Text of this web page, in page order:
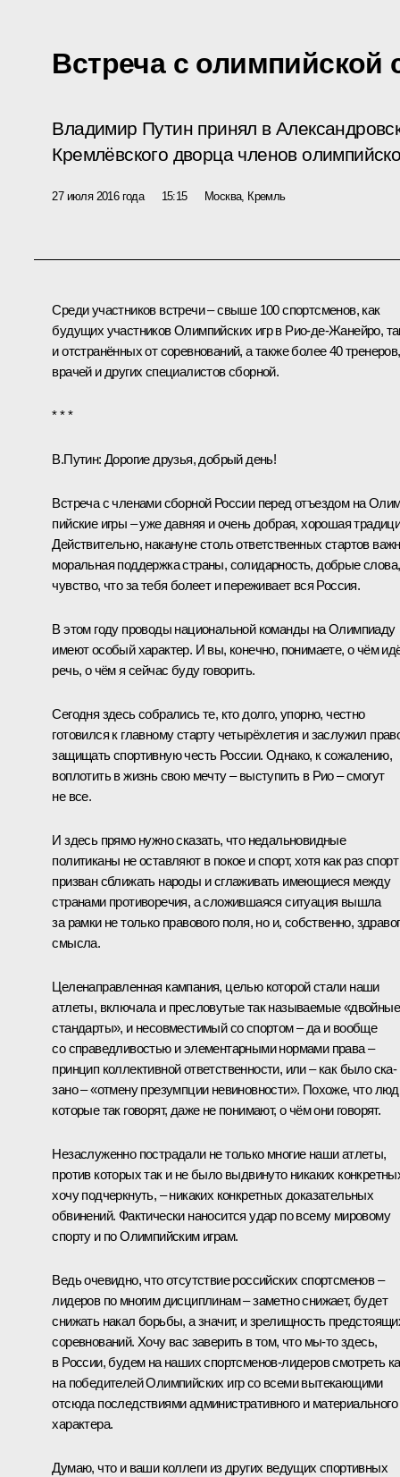
Встреча с олимпийской
Владимир Путин принял в
Кремлёвского дворца членов
27 июля 2016 года 15:15 Москва, Кремль
Среди участников встречи – свыше 100 спортсменов, как
будущих участников Олимпийских игр в Рио‑де-Жанейро,
и отстранённых от соревнований, а также более 40 тренеров,
врачей и других специалистов сборной.
* * *
В.Путин: Дорогие друзья, добрый день!
Встреча с членами сбор­ной России перед отъ­ез­дом на
пийские иг­ры – уже давняя и очень добрая, хорошая
Действительно, на­ка­­­нуне столь ответствен­ных стар­тов
мо­ральная под­держ­ка страны, со­ли­дарность, добрые слова,
чувство, что за тебя болеет и пере­живает вся Россия.
В этом году проводы на­циональной команды на Олимпиаду
имеют особый характер. И вы, конечно, понимаете, о чём
речь, о чём я сейчас буду говорить.
Сегодня здесь собрались те, кто долго, упорно, честно
готовился к главн­о­му старту четырёхлетия и заслу­­­жил
защищать спортивную честь России. Одна­ко, к сожалению,
воп­лотить в жизнь свою мечту – вы­сту­пить в Рио – смогут
не все.
И здесь прямо нужно сказать, что недальновидные
политиканы не оставляют в покое и спорт, хотя как раз спорт
призван сближать народы и сглаживать имеющиеся между
странами противоречия, а сло­жив­шаяся ситуация вышла
за рамки не только право­вого поля, но и, собственно,
смысла.
Целенаправленная кам­па­­ния, целью которой стали на­ши
атлеты, вклю­чала и прес­ловутые так называемые «двойные
стан­дар­ты», и не­совместимый со спортом – да и вообще
со спра­вед­ли­во­стью и элемен­тарными нор­мами права –
принцип кол­лектив­ной от­вет­ствен­ности, или – как было ска­
зано – «отмену пре­зумпции невиновности». Похоже, что
которые так говорят, даже не понимают, о чём они говорят.
Незаслуженно пост­ра­дали не только многие наши атлеты,
против кото­рых так и не было выдви­нуто никаких
хочу подчеркнуть, – никаких конкретных доказательных
обвинений. Факти­чески наносится удар по всему ми­ро­вому
спорту и по Олим­пийским играм.
Ведь очевидно, что от­сут­ствие российских спортсменов –
лидеров по мно­гим дис­циплинам – заметно сни­жает, будет
снижать на­кал борь­бы, а значит, и зрелищность
сорев­нова­ний. Хочу вас заверить в том, что мы‑то здесь,
в России, будем на наших спортсменов-лидеров смотреть
на победителей Олимпийских игр со всеми вытекающими
отсюда последствиями административного и материального
характера.
Думаю, что и ваши коллеги из других ведущих спортивных